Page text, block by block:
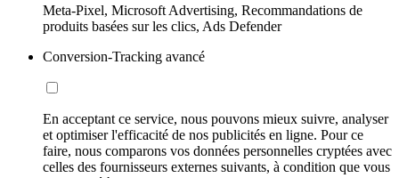
Meta-Pixel, Microsoft Advertising, Recommandations de
produits basées sur les clics, Ads Defender
Conversion-Tracking avancé
En acceptant ce service, nous pouvons mieux suivre, analyser
et optimiser l'efficacité de nos publicités en ligne. Pour ce
faire, nous comparons vos données personnelles cryptées avec
celles des fournisseurs externes suivants, à condition que vous